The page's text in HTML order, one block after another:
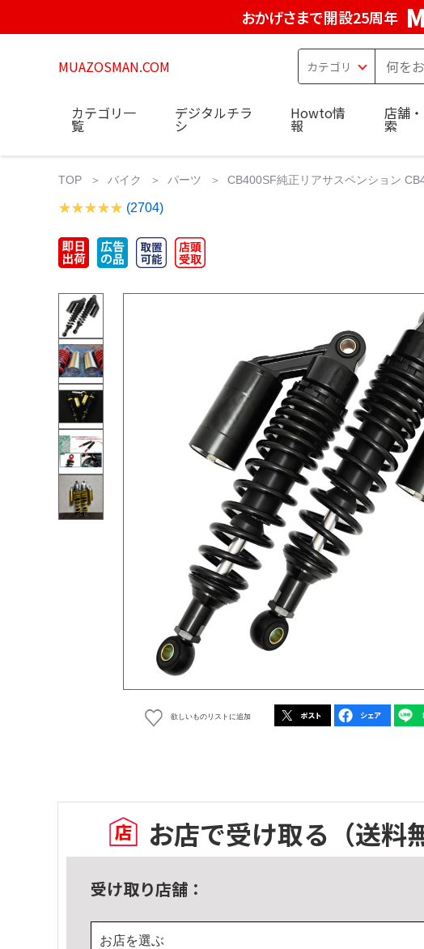
おかげさまで開設25周年
MUAZOSMAN.COM
カテゴリ一
覧
デジタルチラ
シ
Howto情
報
店舗
索
TOP バイク パーツ CB400SF純正リアサスペンション
(2704)
欲しいものリストに追加
お店で受け取る （送料
受け取り店舗：
お店を選ぶ